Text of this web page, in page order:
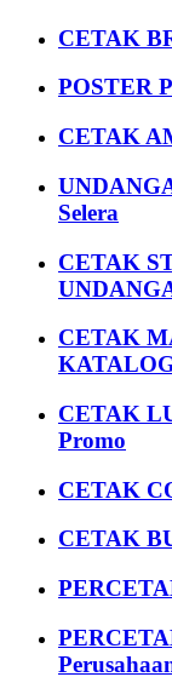
CETAK
POSTER
CETAK
Selera
CETAK
CETAK
CETAK
Promo
CETAK
CETAK